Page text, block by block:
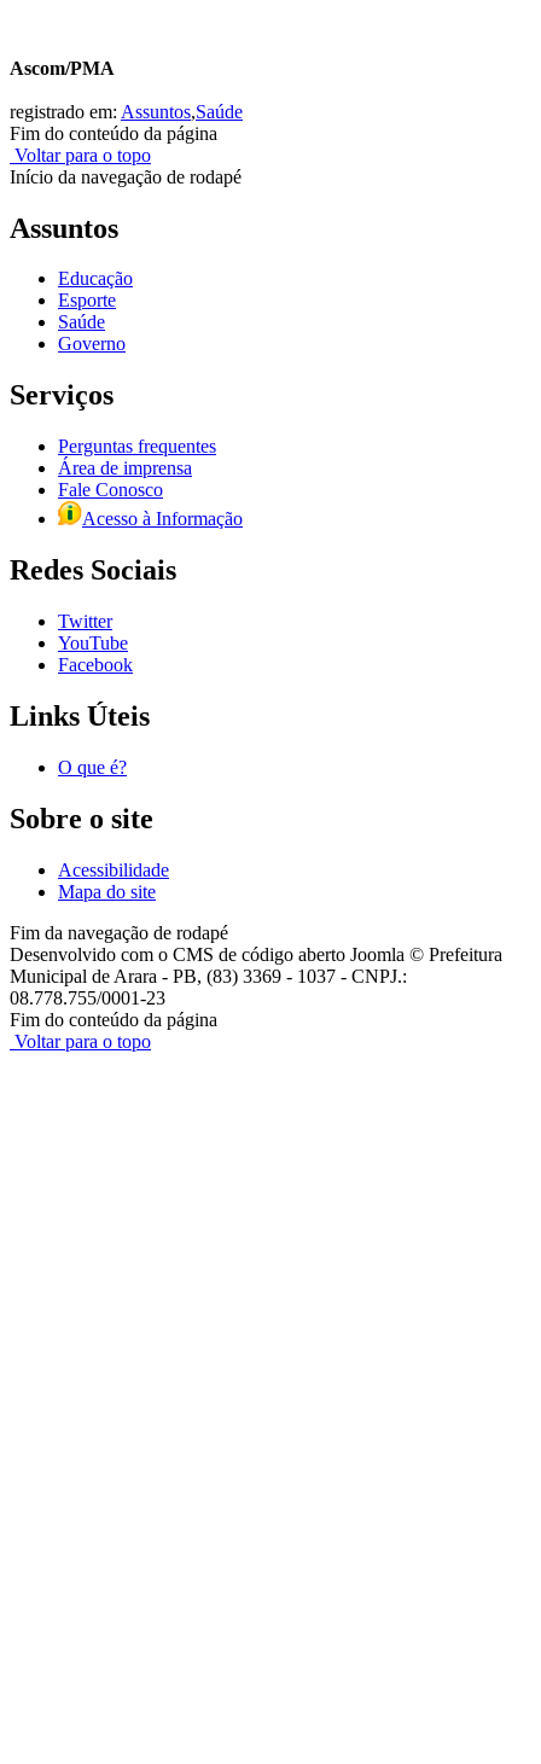
Ascom/PMA
registrado em: Assuntos,Saúde
Fim do conteúdo da página
Voltar para o topo
Início da navegação de rodapé
Assuntos
Educação
Esporte
Saúde
Governo
Serviços
Perguntas frequentes
Área de imprensa
Fale Conosco
Acesso à Informação
Redes Sociais
Twitter
YouTube
Facebook
Links Úteis
O que é?
Sobre o site
Acessibilidade
Mapa do site
Fim da navegação de rodapé
Desenvolvido com o CMS de código aberto Joomla © Prefeitura
Municipal de Arara - PB, (83) 3369 - 1037 - CNPJ.:
08.778.755/0001-23
Fim do conteúdo da página
Voltar para o topo